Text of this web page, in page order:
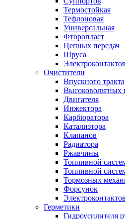
Термостойкая
Тефлоновая
Универсальная
Фторопласт
Цепных передач
Шруса
Электроконтактов
Очистители
Впускного тракта
Высоковольтных
Двигателя
Инжектора
Карбюратора
Катализтора
Клапанов
Радиатора
Ржавчины
Топливной
Топливной
Тормозных
Форсунок
Электроконтактов
Герметики
Гидроусилителя